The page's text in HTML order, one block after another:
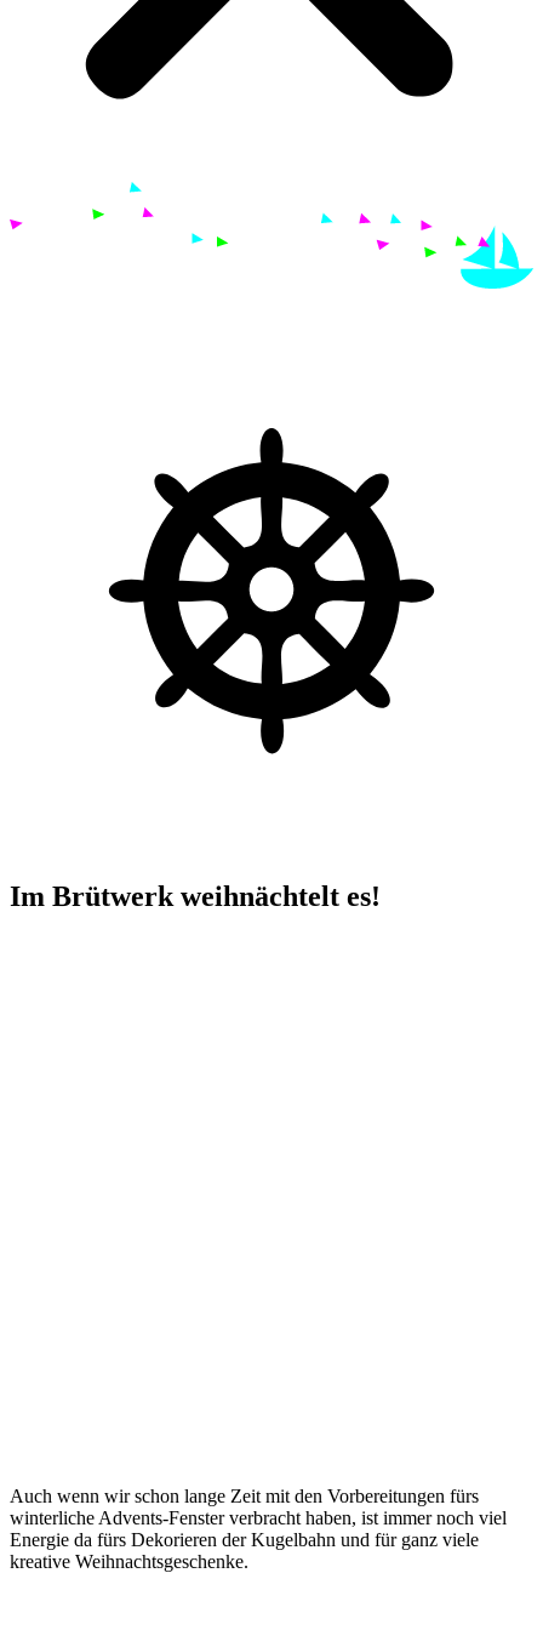
Im Brütwerk weihnächtelt es!
Auch wenn wir schon lange Zeit mit den Vorbereitungen fürs
winterliche Advents-Fenster verbracht haben, ist immer noch viel
Energie da fürs Dekorieren der Kugelbahn und für ganz viele
kreative Weihnachtsgeschenke.